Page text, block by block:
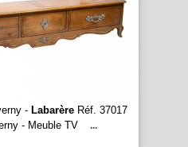
- LabarèreRéf. 37017
- Meuble TV
...